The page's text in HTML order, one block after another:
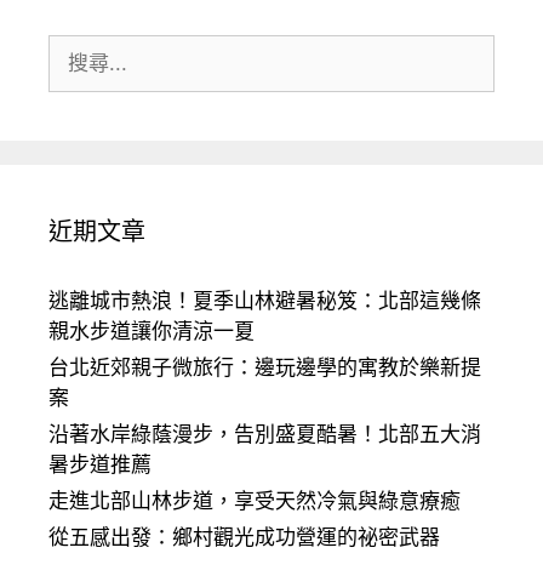
尋:
近期文章
逃離城市熱浪！夏季山林避暑秘笈：北部這幾條
親水步道讓你清涼一夏
台北近郊親子微旅行：邊玩邊學的寓教於樂新提
案
沿著水岸綠蔭漫步，告別盛夏酷暑！北部五大消
暑步道推薦
走進北部山林步道，享受天然冷氣與綠意療癒
從五感出發：鄉村觀光成功營運的祕密武器